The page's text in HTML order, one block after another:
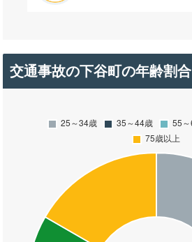
交通事故の下谷町の年齢割合